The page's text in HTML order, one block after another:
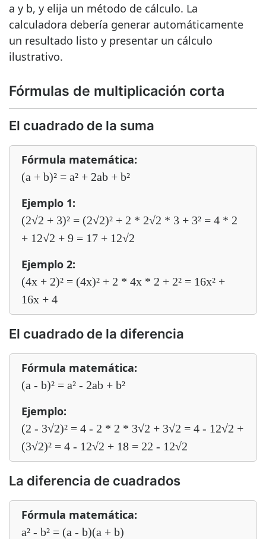
a y b, y elija un método de cálculo. La
calculadora debería generar automáticamente
un resultado listo y presentar un cálculo
ilustrativo.
Fórmulas de multiplicación corta
El cuadrado de la suma
Fórmula matemática:
(a + b)² = a² + 2ab + b²
Ejemplo 1:
(2√2 + 3)² = (2√2)² + 2 * 2√2 * 3 + 3² = 4 * 2
+ 12√2 + 9 = 17 + 12√2
Ejemplo 2:
(4x + 2)² = (4x)² + 2 * 4x * 2 + 2² = 16x² +
16x + 4
El cuadrado de la diferencia
Fórmula matemática:
(a - b)² = a² - 2ab + b²
Ejemplo:
(2 - 3√2)² = 4 - 2 * 2 * 3√2 + 3√2 = 4 - 12√2 +
(3√2)² = 4 - 12√2 + 18 = 22 - 12√2
La diferencia de cuadrados
Fórmula matemática:
a² - b² = (a - b)(a + b)